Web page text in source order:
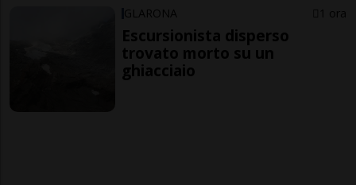
GLARONA 1 ora
Escursionista disperso
trovato morto su un
ghiacciaio